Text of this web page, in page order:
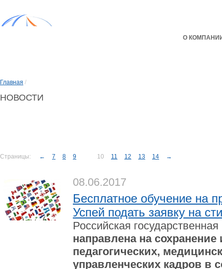
О
Главная /
НОВОСТИ
Страницы: ← 7 8 9 10 11 12 13 14 →
08.06.2017
Бесплатное обучение на
Успей подать заявку на
Российская
направлена на
педагогических,
управленческих кадров в